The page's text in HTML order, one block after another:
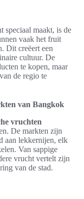
speciaal maakt, is de
vaak het fruit
Dit creëert een
cultuur. De
te kopen, maar
de regio te
van Bangkok
vruchten
De markten zijn
aan lekkernijen, elk
Van sappige
vrucht vertelt zijn
van de stad.